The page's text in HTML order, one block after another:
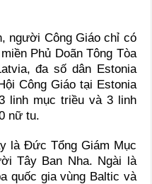
người Công Giáo chỉ có
Phủ Doãn Tông Tòa
đa số dân Estonia
Công Giáo tại Estonia
linh mục triều và 3 linh
nữ tu.
là Đức Tổng Giám Mục
Tây Ban Nha. Ngài là
quốc gia vùng Baltic và